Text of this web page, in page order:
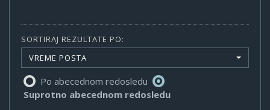
SORTIRAJ REZULTATE PO:
VREME POSTA
Po abecednom redosledu
Suprotno abecednom redosledu